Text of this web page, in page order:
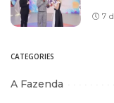
7
CATEGORIES
A Fazenda